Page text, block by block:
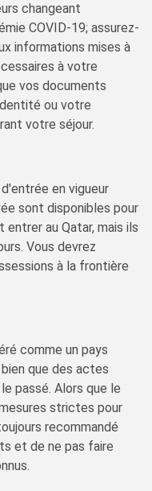
changeant
COVID-19; assurez-
informations mises à
à votre
vos documents
ou votre
votre séjour.
en vigueur
sont disponibles pour
au Qatar, mais ils
Vous devrez
à la frontière
comme un pays
que des actes
passé. Alors que le
strictes pour
recommandé
et de ne pas faire